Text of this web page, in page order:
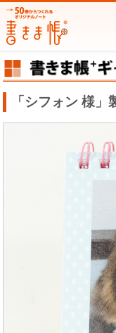
「シフォン 様